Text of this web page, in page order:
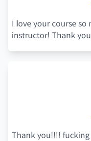
I love your course so
instructor! Thank
Thank you!!!!